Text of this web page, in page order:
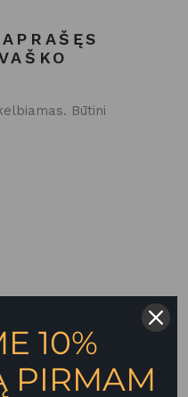
Būtini
10%
PIRMAM